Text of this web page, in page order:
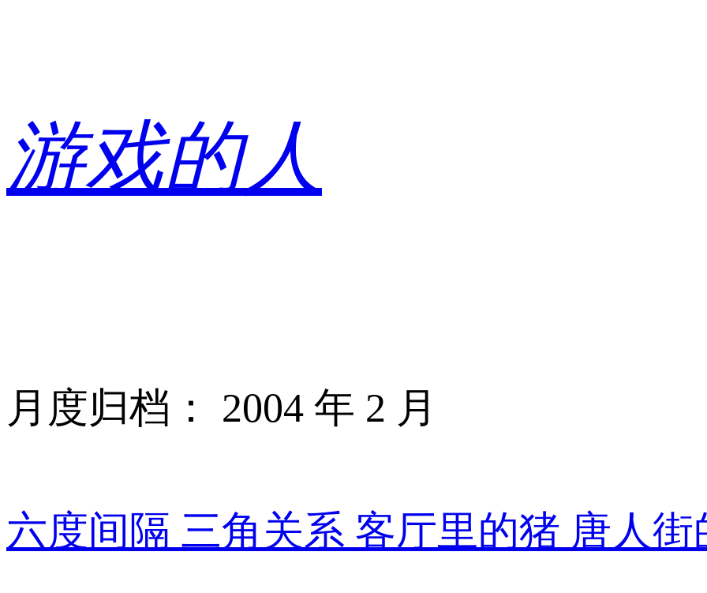
游戏的人
月度归档： 2004 年 2 月
六度间隔 三角关系 客厅里的猪 唐人街